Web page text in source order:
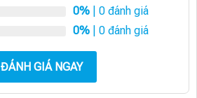
0% | 0 đánh giá
0% | 0 đánh giá
ĐÁNH GIÁ NGAY